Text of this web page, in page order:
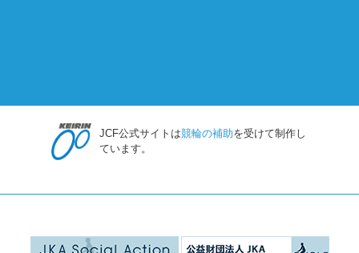
JCF公式サイトは競輪の補助を受けて制作し
ています。